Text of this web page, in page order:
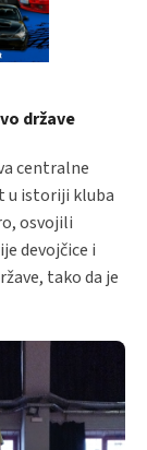
države
centralne
u istoriji kluba
osvojili
devojčice i
tako da je